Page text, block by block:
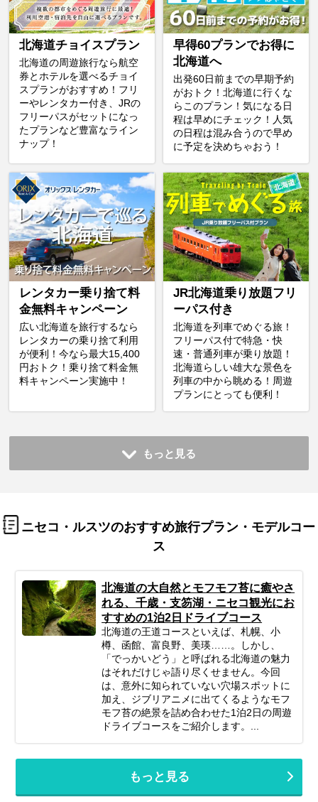
北海道チョイスプラン
北海道の周遊旅行なら航空
券とホテルを選べるチョイ
スプランがおすすめ！フリ
ーやレンタカー付き、JRの
フリーパスがセットになっ
たプランなど豊富なライン
ナップ！
早得60プランでお得に
北海道へ
出発60日前までの早期予約
がおトク！北海道に行くな
らこのプラン！気になる日
程は早めにチェック！人気
の日程は混み合うので早め
に予定を決めちゃおう！
レンタカー乗り捨て料
金無料キャンペーン
広い北海道を旅行するなら
レンタカーの乗り捨て利用
が便利！今なら最大15,400
円おトク！乗り捨て料金無
料キャンペーン実施中！
JR北海道乗り放題フリ
ーパス付き
北海道を列車でめぐる旅！
フリーパス付で特急・快
速・普通列車が乗り放題！
北海道らしい雄大な景色を
列車の中から眺める！周遊
プランにとっても便利！
もっと見る
ニセコ・ルスツのおすすめ旅行プラン・モデルコー
ス
北海道の大自然とモフモフ苔に癒やさ
れる、千歳・支笏湖・ニセコ観光にお
すすめの1泊2日ドライブコース
北海道の王道コースといえば、札幌、小
樽、函館、富良野、美瑛……。しかし、
「でっかいどう」と呼ばれる北海道の魅力
はそれだけじゃ語り尽くせません。今回
は、意外に知られていない穴場スポットに
加え、ジブリアニメに出てくるようなモフ
モフ苔の絶景を詰め合わせた1泊2日の周遊
ドライブコースをご紹介します。...
もっと見る